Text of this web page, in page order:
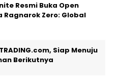
Resmi Buka Open
Ragnarok Zero: Global
Siap Menuju
Berikutnya